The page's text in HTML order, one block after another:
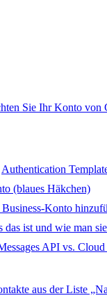
Sie Ihr Konto von
Authentication
(blaues Häkchen)
Konto
ist und wie man
API vs.
aus der Liste